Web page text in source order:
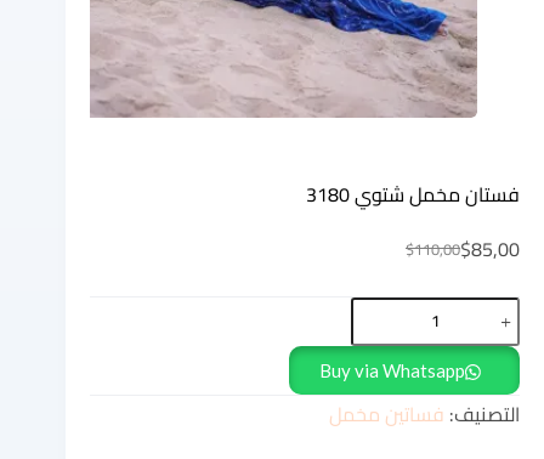
فستان مخمل شتوي 3180
$110,00$85,00
Buy via Whatsapp
التصنيف: فساتين مخمل